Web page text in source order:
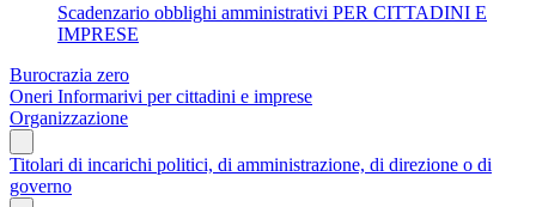
Scadenzario obblighi amministrativi PER CITTADINI E
IMPRESE
Burocrazia zero
Oneri Informarivi per cittadini e imprese
Organizzazione
Titolari di incarichi politici, di amministrazione, di direzione o di
governo